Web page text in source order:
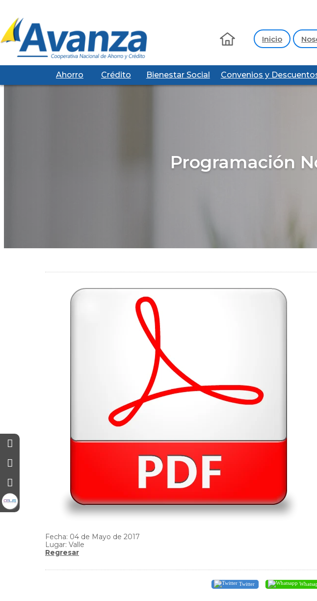
Inicio
Ahorro Crédito Bienestar Social Convenios y
Programación
Fecha: 04 de Mayo de 2017
Lugar: Valle
Regresar
Twitter